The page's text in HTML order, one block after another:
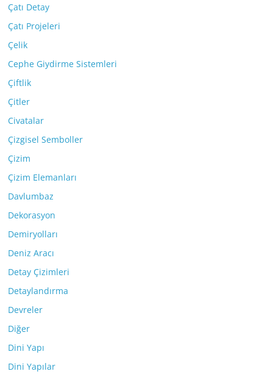
Çatı Detay
Çatı Projeleri
Çelik
Cephe Giydirme Sistemleri
Çiftlik
Çitler
Civatalar
Çizgisel Semboller
Çizim
Çizim Elemanları
Davlumbaz
Dekorasyon
Demiryolları
Deniz Aracı
Detay Çizimleri
Detaylandırma
Devreler
Diğer
Dini Yapı
Dini Yapılar